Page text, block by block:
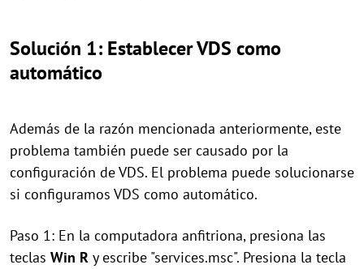
Solución 1: Establecer VDS como
automático
Además de la razón mencionada anteriormente, este
problema también puede ser causado por la
configuración de VDS. El problema puede solucionarse
si configuramos VDS como automático.
Paso 1: En la computadora anfitriona, presiona las
teclas Win R y escribe "services.msc". Presiona la tecla